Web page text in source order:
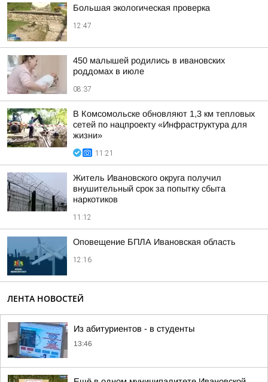
Большая экологическая проверка
12:47
450 малышей родились в ивановских
роддомах в июле
08:37
В Комсомольске обновляют 1,3 км тепловых
сетей по нацпроекту «Инфраструктура для
жизни»
11:21
Житель Ивановского округа получил
внушительный срок за попытку сбыта
наркотиков
11:12
Оповещение БПЛА Ивановская область
12:16
ЛЕНТА НОВОСТЕЙ
Из абитуриентов - в студенты
13:46